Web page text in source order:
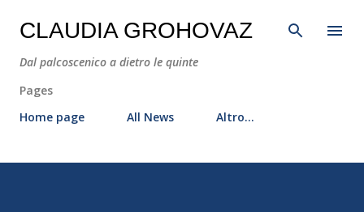
Passa ai contenuti principali
CLAUDIA GROHOVAZ
Dal palcoscenico a dietro le quinte
Pages
Home page
All News Altro…